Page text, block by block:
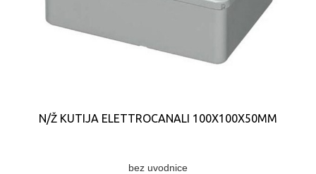
N/Ž KUTIJA ELETTROCANALI 100X100X50MM
bez uvodnice